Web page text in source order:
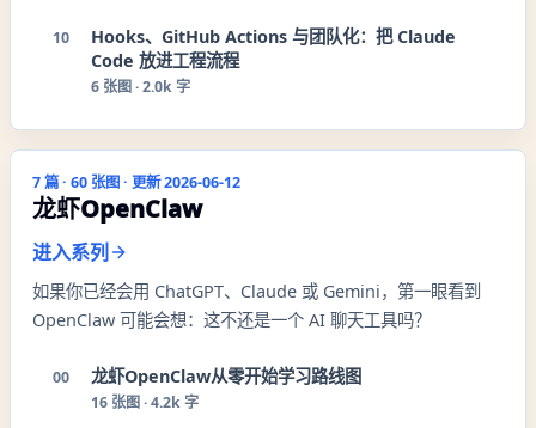
10
Hooks、GitHub Actions 与团队化：把 Claude
Code 放进工程流程
6 张图 ·2.0k 字
7篇 · 60张图 · 更新2026-06-12
龙虾OpenClaw
进入系列
如果你已经会用 ChatGPT、Claude 或 Gemini，第一眼看到
OpenClaw 可能会想：这不还是一个 AI 聊天工具吗？
00 龙虾OpenClaw从零开始学习路线图
16 张图 ·4.2k 字